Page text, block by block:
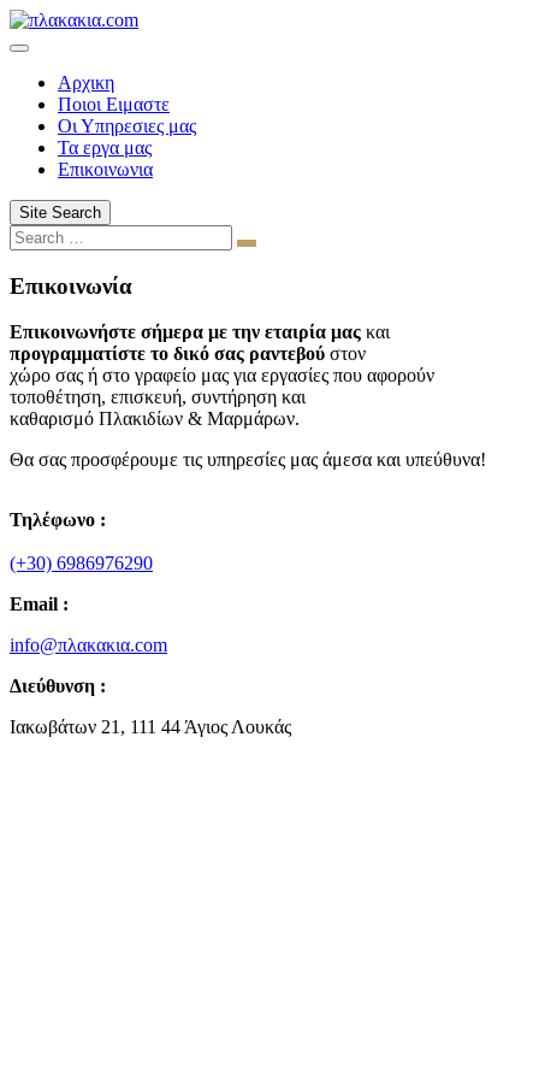
Skip
to
Αρχικη
Ποιοι Ειμαστε
Οι Υπηρεσιες μας
Τα εργα μας
Επικοινωνια
Site Search
Search
Επικοινωνία
Επικοινωνήστε σήμερα με την εταιρία μας και
προγραμματίστε το δικό σας ραντεβού στον
χώρο σας ή στο γραφείο μας για εργασίες που αφορούν
τοποθέτηση, επισκευή, συντήρηση και
καθαρισμό Πλακιδίων & Μαρμάρων.
Θα σας προσφέρουμε τις υπηρεσίες μας άμεσα και υπεύθυνα!
Τηλέφωνο :
(+30) 6986976290
Email :
info@πλακακια.com
Διεύθυνση :
Ιακωβάτων 21, 111 44 Άγιος Λουκάς